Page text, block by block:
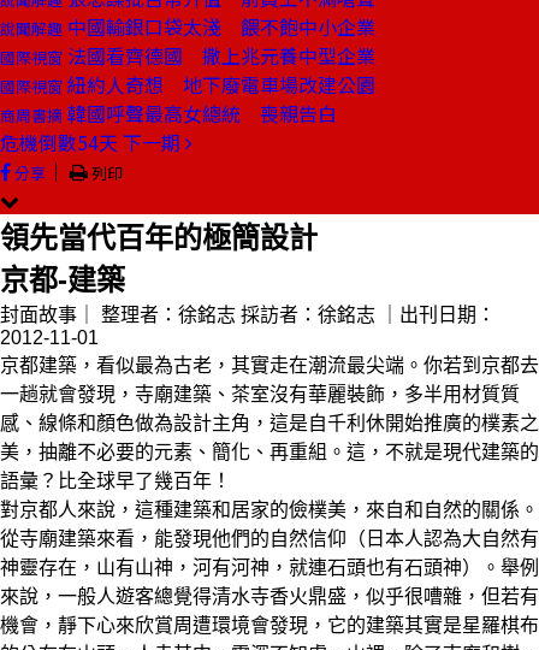
說聞解趣 中國輸銀口袋太淺 餵不飽中小企業
國際視窗 法國看齊德國 撒上兆元養中型企業
國際視窗 紐約人奇想 地下廢電車場改建公園
商周書摘 韓國呼聲最高女總統 喪親告白
危機倒數54天 下一期
分享 ｜ 列印
領先當代百年的極簡設計
京都-建築
封面故事｜ 整理者：徐銘志 採訪者：徐銘志
｜出刊日期：
2012-11-01
京都建築，看似最為古老，其實走在潮流最尖端。你若到京都去
一趟就會發現，寺廟建築、茶室沒有華麗裝飾，多半用材質質
感、線條和顏色做為設計主角，這是自千利休開始推廣的樸素之
美，抽離不必要的元素、簡化、再重組。這，不就是現代建築的
語彙？比全球早了幾百年！
對京都人來說，這種建築和居家的儉樸美，來自和自然的關係。
從寺廟建築來看，能發現他們的自然信仰（日本人認為大自然有
神靈存在，山有山神，河有河神，就連石頭也有石頭神）。舉例
來說，一般人遊客總覺得清水寺香火鼎盛，似乎很嘈雜，但若有
機會，靜下心來欣賞周遭環境會發現，它的建築其實是星羅棋布